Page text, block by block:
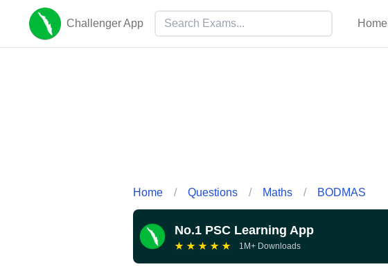
Challenger App Home
Home / Questions / Maths / BODMAS
No.1 PSC Learning App
★ ★ ★ ★ ★ 1M+ Downloads